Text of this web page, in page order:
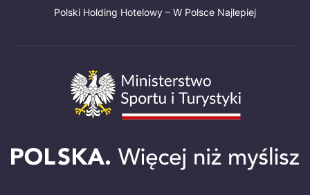
Polski Holding Hotelowy – W Polsce Najlepiej